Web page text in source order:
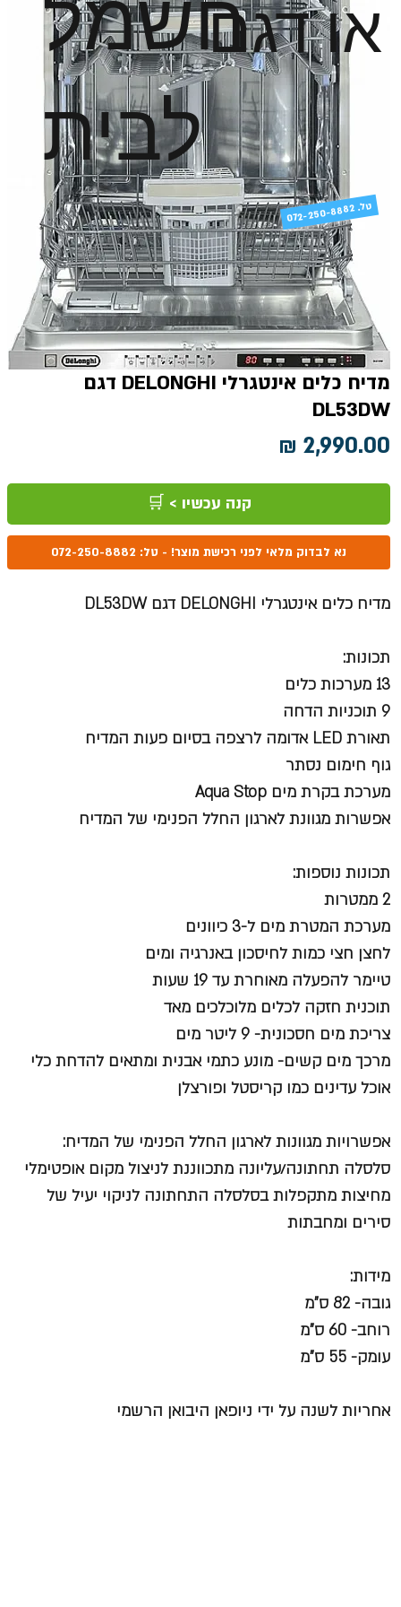
או דגם
לבית
מדיח כלים אינטגרלי DELONGHI דגם
DL53DW
קנה עכשיו > 🛒
נא לבדוק מלאי לפני רכישת מוצר! - טל: 072-250-8882
מדיח כלים אינטגרלי DELONGHI דגם DL53DW
תכונות:
13 מערכות כלים
9 תוכניות הדחה
תאורת LED אדומה לרצפה בסיום פעות המדיח
גוף חימום נסתר
מערכת בקרת מים Aqua Stop
אפשרות מגוונת לארגון החלל הפנימי של המדיח
תכונות נוספות:
2 ממטרות
מערכת המטרת מים ל-3 כיוונים
לחצן חצי כמות לחיסכון באנרגיה ומים
טיימר להפעלה מאוחרת עד 19 שעות
תוכנית חזקה לכלים מלוכלכים מאד
צריכת מים חסכונית- 9 ליטר מים
מרכך מים קשים- מונע כתמי אבנית ומתאים להדחת כלי
אוכל עדינים כמו קריסטל ופורצלן
אפשרויות מגוונות לארגון החלל הפנימי של המדיח:
סלסלה תחתונה/עליונה מתכווננת לניצול מקום אופטימלי
מחיצות מתקפלות בסלסלה התחתונה לניקוי יעיל של
סירים ומחבתות
מידות:
גובה- 82 ס"מ
רוחב- 60 ס"מ
עומק- 55 ס"מ
אחריות לשנה על ידי ניופאן היבואן הרשמי
072-250-8882 .טל